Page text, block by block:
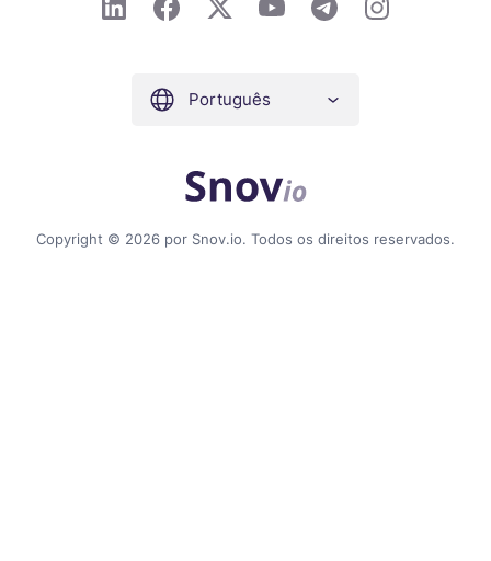
Copyright © 2026 por Snov.io. Todos os direitos reservados.
Português